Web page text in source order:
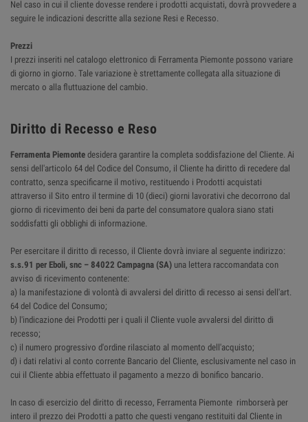
Nel caso in cui il cliente dovesse rendere i prodotti acquistati, dovrà provvedere a
seguire le indicazioni descritte alla sezione Resi e Recesso.
Prezzi
I prezzi inseriti nel catalogo elettronico di Ferramenta Piemonte possono variare
di giorno in giorno. Tale variazione è strettamente collegata alla situazione di
mercato o alla fluttuazione del cambio.
Diritto di Recesso e Reso
Ferramenta Piemonte desidera garantire la completa soddisfazione del Cliente. Ai
sensi dell'articolo 64 del Codice del Consumo, il Cliente ha diritto di recedere dal
contratto, senza specificarne il motivo, restituendo i Prodotti acquistati
attraverso il Sito entro il termine di 10 (dieci) giorni lavorativi che decorrono dal
giorno di ricevimento dei beni da parte del consumatore qualora siano stati
soddisfatti gli obblighi di informazione.
Per esercitare il diritto di recesso, il Cliente dovrà inviare al seguente indirizzo:
s.s.91 per Eboli, snc – 84022 Campagna (SA) una lettera raccomandata con
avviso di ricevimento contenente:
a) la manifestazione di volontà di avvalersi del diritto di recesso ai sensi dell'art.
64 del Codice del Consumo;
b) l'indicazione dei Prodotti per i quali il Cliente vuole avvalersi del diritto di
recesso;
c) il numero progressivo d'ordine rilasciato al momento dell'acquisto;
d) i dati relativi al conto corrente Bancario del Cliente, esclusivamente nel caso in
cui il Cliente abbia effettuato il pagamento a mezzo di bonifico bancario.
In caso di esercizio del diritto di recesso, Ferramenta Piemonte rimborserà per
intero il prezzo dei Prodotti a patto che questi vengano restituiti dal Cliente in